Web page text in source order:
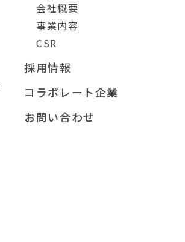
会社概要
事業内容
CSR
採用情報
コラボレート企業
お問い合わせ